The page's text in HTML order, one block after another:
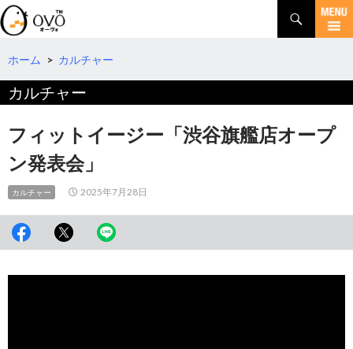
検
索
コ
テ
ツ
へ
移
ホーム > カルチャー
カルチャー
フィットイージー「渋谷旗艦店オープ
ン発表会」
カルチャー 2025年7月28日